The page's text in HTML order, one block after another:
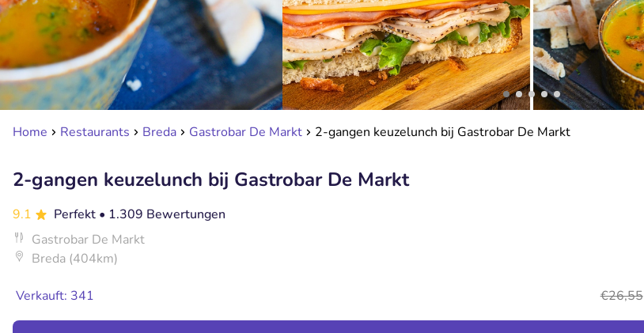
Home Restaurants Breda Gastrobar De Markt 2-gangen keuzelunch bij Gastrobar De Markt
2-gangen keuzelunch bij Gastrobar De Markt
9.1 Perfekt • 1.309 Bewertungen
Gastrobar De Markt
Breda (404km)
Verkauft: 341 €26,55